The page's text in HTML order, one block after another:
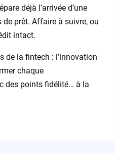
déjà l’arrivée d’une
de prêt. Affaire à suivre, ou
intact.
de la fintech : l’innovation
chaque
des points fidélité… à la